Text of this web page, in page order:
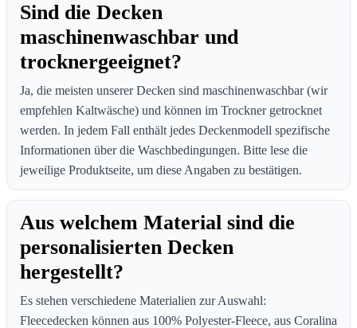
Sind die Decken
maschinenwaschbar und
trocknergeeignet?
Ja, die meisten unserer Decken sind maschinenwaschbar (wir
empfehlen Kaltwäsche) und können im Trockner getrocknet
werden. In jedem Fall enthält jedes Deckenmodell spezifische
Informationen über die Waschbedingungen. Bitte lese die
jeweilige Produktseite, um diese Angaben zu bestätigen.
Aus welchem Material sind die
personalisierten Decken
hergestellt?
Es stehen verschiedene Materialien zur Auswahl:
Fleecedecken können aus 100% Polyester-Fleece, aus Coralina